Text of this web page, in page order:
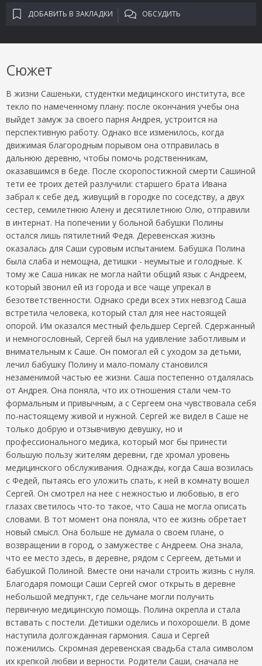
ДОБАВИТЬ В ЗАКЛАДКИ ОБСУДИТЬ
Сюжет
В жизни Сашеньки, студентки медицинского института, все
текло по намеченному плану: после окончания учебы она
выйдет замуж за своего парня Андрея, устроится на
перспективную работу. Однако все изменилось, когда
движимая благородным порывом она отправилась в
дальнюю деревню, чтобы помочь родственникам,
оказавшимся в беде. После скоропостижной смерти Сашиной
тети ее троих детей разлучили: старшего брата Ивана
забрал к себе дед, живущий в городке по соседству, а двух
сестер, семилетнюю Алену и десятилетнюю Олю, отправили
в интернат. На попечении у больной бабушки Полины
остался лишь пятилетний Федя. Деревенская жизнь
оказалась для Саши суровым испытанием. Бабушка Полина
была слаба и немощна, детишки - неумытые и голодные. К
тому же Саша никак не могла найти общий язык с Андреем,
который звонил ей из города и все чаще упрекал в
безответственности. Однако среди всех этих невзгод Саша
встретила человека, который стал для нее настоящей
опорой. Им оказался местный фельдшер Сергей. Сдержанный
и немногословный, Сергей был на удивление заботливым и
внимательным к Саше. Он помогал ей с уходом за детьми,
лечил бабушку Полину и мало-помалу становился
незаменимой частью ее жизни. Саша постепенно отдалялась
от Андрея. Она поняла, что их отношения стали чем-то
формальным и привычным, а с Сергеем она чувствовала себя
по-настоящему живой и нужной. Сергей же видел в Саше не
только добрую и отзывчивую девушку, но и
профессионального медика, который мог бы принести
большую пользу жителям деревни, где хромал уровень
медицинского обслуживания. Однажды, когда Саша возилась
с Федей, пытаясь его уложить спать, к ней в комнату вошел
Сергей. Он смотрел на нее с нежностью и любовью, в его
глазах светилось что-то такое, что Саша не могла описать
словами. В тот момент она поняла, что ее жизнь обретает
новый смысл. Она больше не думала о своем плане, о
возвращении в город, о замужестве с Андреем. Она знала,
что ее место здесь, в деревне, рядом с Сергеем, детьми и
бабушкой Полиной. Вместе они начали строить жизнь с нуля.
Благодаря помощи Саши Сергей смог открыть в деревне
небольшой медпункт, где сельчане могли получить
первичную медицинскую помощь. Полина окрепла и стала
вставать с постели. Детишки оделись и похорошели. В доме
наступила долгожданная гармония. Саша и Сергей
поженились. Скромная деревенская свадьба стала символом
их крепкой любви и верности. Родители Саши, сначала не